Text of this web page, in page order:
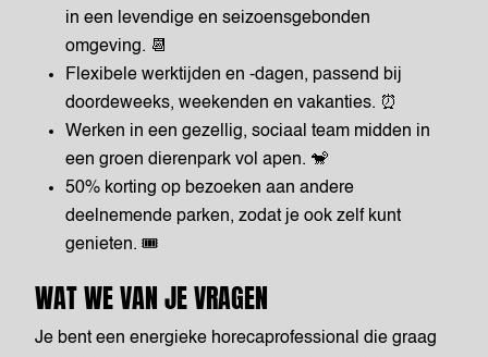
in een levendige en seizoensgebonden
omgeving. 📆
Flexibele werktijden en -dagen, passend bij
doordeweeks, weekenden en vakanties. ⏰
Werken in een gezellig, sociaal team midden in
een groen dierenpark vol apen. 🐒
50% korting op bezoeken aan andere
deelnemende parken, zodat je ook zelf kunt
genieten. 🎟️
WAT WE VAN JE VRAGEN
Je bent een energieke horecaprofessional die graag